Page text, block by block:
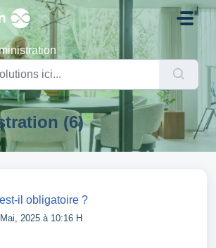
principal
(6)
il obligatoire ?
2025 à 10:16 H